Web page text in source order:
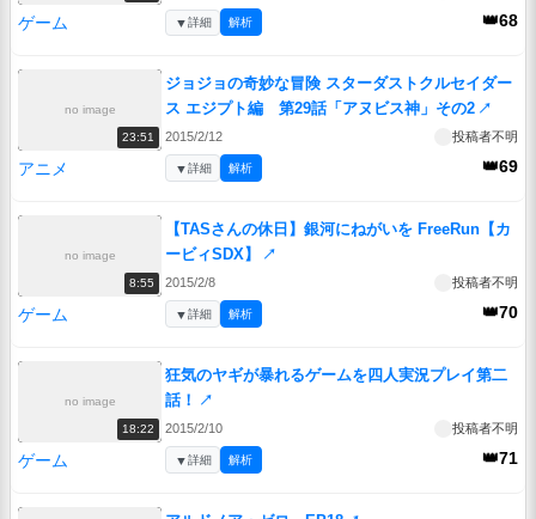
ゲーム 👑68
▼詳細 解析
no image
23:51
ジョジョの奇妙な冒険 スターダストクルセイダー
ス エジプト編 第29話「アヌビス神」その2 ↗
2015/2/12 投稿者不明
アニメ 👑69
▼詳細 解析
no image
8:55
【TASさんの休日】銀河にねがいを FreeRun【カ
ービィSDX】
↗
2015/2/8 投稿者不明
ゲーム 👑70
▼詳細 解析
no image
18:22
狂気のヤギが暴れるゲームを四人実況プレイ第二
話！
↗
2015/2/10 投稿者不明
ゲーム 👑71
▼詳細 解析